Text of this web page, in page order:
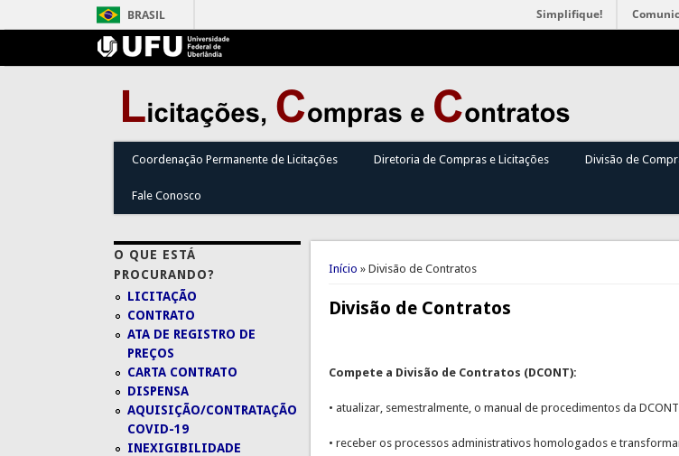
BRASIL Simplifique!
Coordenação Permanente de Licitações Diretoria de Compras e Licitações Divisão de
Fale Conosco
Você está aqui
Início » Divisão de Contratos
Divisão de Contratos
Compete a Divisão de Contratos (DCONT):
• atualizar, semestralmente, o manual de procedimentos da
• receber os processos administrativos homologados e
O QUE ESTÁ
PROCURANDO?
LICITAÇÃO
CONTRATO
ATA DE REGISTRO DE
PREÇOS
CARTA CONTRATO
DISPENSA
AQUISIÇÃO/CONTRATAÇÃO
COVID-19
INEXIGIBILIDADE